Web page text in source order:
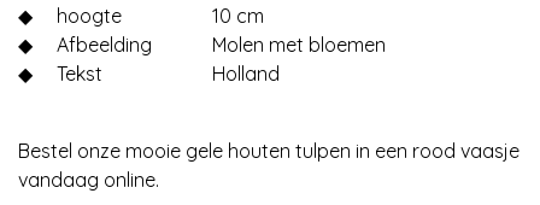
◆
hoogte
10 cm
◆
Afbeelding
Molen met bloemen
◆
Tekst Holland
Bestel onze mooie gele houten tulpen in een rood vaasje
vandaag online.